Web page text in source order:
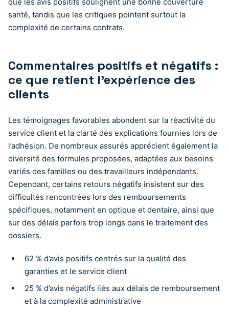
santé, tandis que les critiques pointent surtout la
complexité de certains contrats.
Commentaires positifs et négatifs :
ce que retient l’expérience des
clients
Les témoignages favorables abondent sur la réactivité du
service client et la clarté des explications fournies lors de
l’adhésion. De nombreux assurés apprécient également la
diversité des formules proposées, adaptées aux besoins
variés des familles ou des travailleurs indépendants.
Cependant, certains retours négatifs insistent sur des
difficultés rencontrées lors des remboursements
spécifiques, notamment en optique et dentaire, ainsi que
sur des délais parfois trop longs dans le traitement des
dossiers.
62 % d’avis positifs centrés sur la qualité des
garanties et le service client
25 % d’avis négatifs liés aux délais de remboursement
et à la complexité administrative